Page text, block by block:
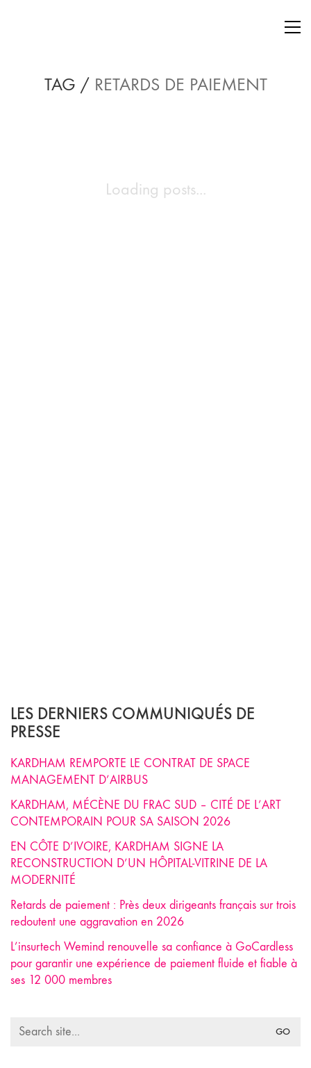
TAG / RETARDS DE PAIEMENT
Loading posts...
LES DERNIERS COMMUNIQUÉS DE
PRESSE
KARDHAM REMPORTE LE CONTRAT DE SPACE
MANAGEMENT D’AIRBUS
KARDHAM, MÉCÈNE DU FRAC SUD – CITÉ DE L’ART
CONTEMPORAIN POUR SA SAISON 2026
EN CÔTE D’IVOIRE, KARDHAM SIGNE LA
RECONSTRUCTION D’UN HÔPITAL-VITRINE DE LA
MODERNITÉ
Retards de paiement : Près deux dirigeants français sur trois
redoutent une aggravation en 2026
L’insurtech Wemind renouvelle sa confiance à GoCardless
pour garantir une expérience de paiement fluide et fiable à
ses 12 000 membres
Search